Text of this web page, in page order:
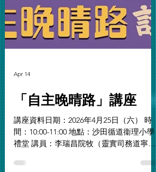
Apr 14
「自主晚晴路」講座
講座資料日期：2026年4月25日（六） 時